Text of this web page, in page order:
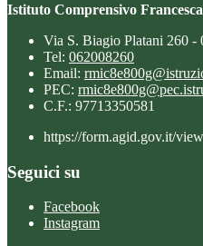
Istituto Comprensivo
Via S. Biagio Platani 260 -
Tel: 062008260
Email:
PEC:
C.F.: 97713350581
https://form.agid.gov.it/
Seguici su
Facebook
Instagram